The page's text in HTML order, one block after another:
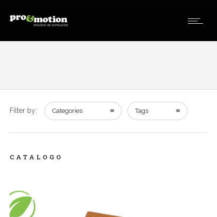
Filter by: Categories Tags
CATALOGO